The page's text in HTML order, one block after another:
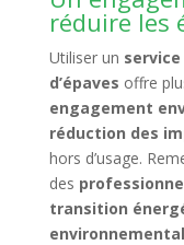
réduire les
Utiliser un
d’épaves offre
engagement
réduction des
hors d’usage.
des
transition
environnemental